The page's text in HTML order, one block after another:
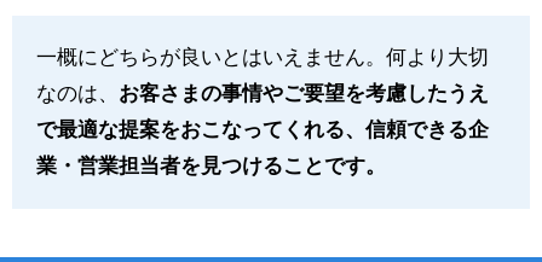
一概にどちらが良いとはいえません。何より大切
なのは、 お客さまの事情やご要望を考慮したうえ
で最適な提案をおこなってくれる、信頼できる企
業・営業担当者を見つけることです。